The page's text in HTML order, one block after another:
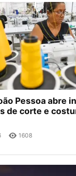
Pessoa abre
de corte e
1608